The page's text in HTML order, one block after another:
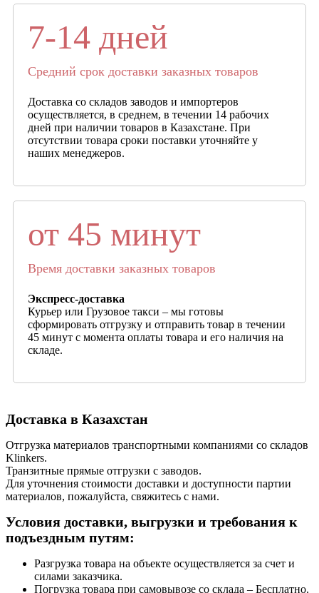
7-14 дней
Средний срок доставки заказных товаров
Доставка со складов заводов и импортеров
осуществляется, в среднем, в течении 14 рабочих
дней при наличии товаров в Казахстане. При
отсутствии товара сроки поставки уточняйте у
наших менеджеров.
от 45 минут
Время доставки заказных товаров
Экспресс-доставка
Курьер или Грузовое такси – мы готовы
сформировать отгрузку и отправить товар в течении
45 минут с момента оплаты товара и его наличия на
складе.
Доставка в Казахстан
Отгрузка материалов транспортными компаниями со складов
Klinkers.
Транзитные прямые отгрузки с заводов.
Для уточнения стоимости доставки и доступности партии
материалов, пожалуйста, свяжитесь с нами.
Условия доставки, выгрузки и требования к
подъездным путям:
Разгрузка товара на объекте осуществляется за счет и
силами заказчика.
Погрузка товара при самовывозе со склада – Бесплатно.